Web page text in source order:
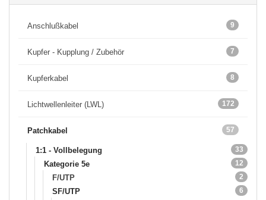
9
Anschlußkabel
7
Kupfer - Kupplung / Zubehör
8
Kupferkabel
172
Lichtwellenleiter (LWL)
57
Patchkabel
33
1:1 - Vollbelegung
12
Kategorie 5e
2
F/UTP
6
SF/UTP